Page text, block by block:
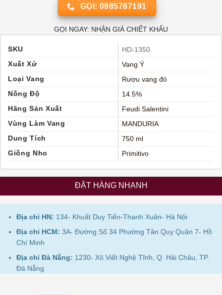
GỌI: 0985787191
GỌI NGAY: NHẬN GIÁ CHIẾT KHẤU
SKU
HD-1350
Xuất Xứ
Vang Ý
Loại Vang
Rượu vang đỏ
Nồng Độ
14.5%
Hãng Sản Xuất
Feudi Salentini
Vùng Làm Vang
MANDURIA
Dung Tích
750 ml
Giống Nho
Primitivo
ĐẶT HÀNG NHANH
Địa chỉ HN: 134- Khuất Duy Tiến-Thanh Xuân- Hà Nội
Địa chỉ HCM: 3A- Đường Số 34 Phường Tân Quy Quận 7- Hồ
Chí Minh
Địa chỉ Đà Nẵng: 1230- Xô Viết Nghệ Tĩnh, Q. Hải Châu, TP.
Đà Nẵng